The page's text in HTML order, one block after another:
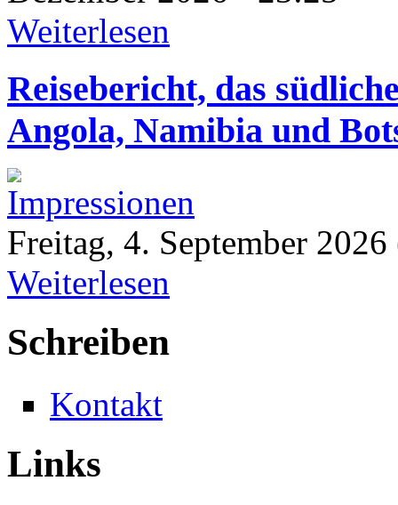
Weiterlesen
Reisebericht, das
Angola, Namibia und
Freitag, 4. September 2026
Weiterlesen
Schreiben
Kontakt
Links